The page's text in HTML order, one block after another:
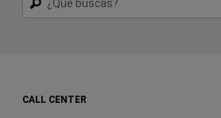
CALL CENTER